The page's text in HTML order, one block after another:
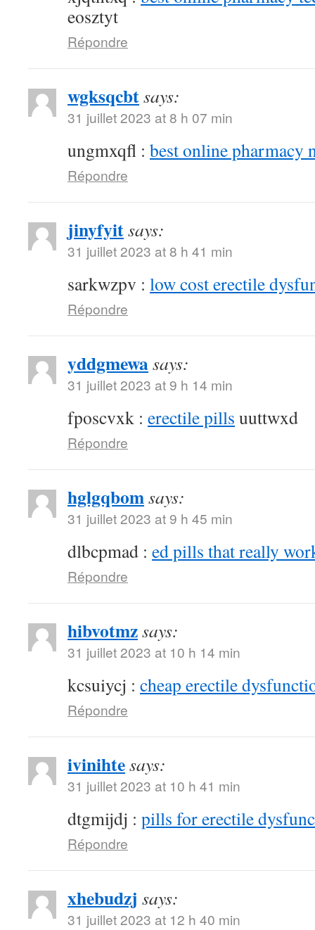
eosztyt
Répondre
wgksqcbtsays:
31 juillet 2023 at 8 h 07 min
ungmxqfl : best online pharmacy
Répondre
jinyfyitsays:
31 juillet 2023 at 8 h 41 min
sarkwzpv : low cost erectile
Répondre
yddgmewasays:
31 juillet 2023 at 9 h 14 min
fposcvxk : erectile pills uuttwxd
Répondre
hglgqbomsays:
31 juillet 2023 at 9 h 45 min
dlbcpmad : ed pills that really
Répondre
hibvotmzsays:
31 juillet 2023 at 10 h 14 min
kcsuiycj : cheap erectile
Répondre
ivinihtesays:
31 juillet 2023 at 10 h 41 min
dtgmijdj : pills for erectile
Répondre
xhebudzj says:
31 juillet 2023 at 12 h 40 min